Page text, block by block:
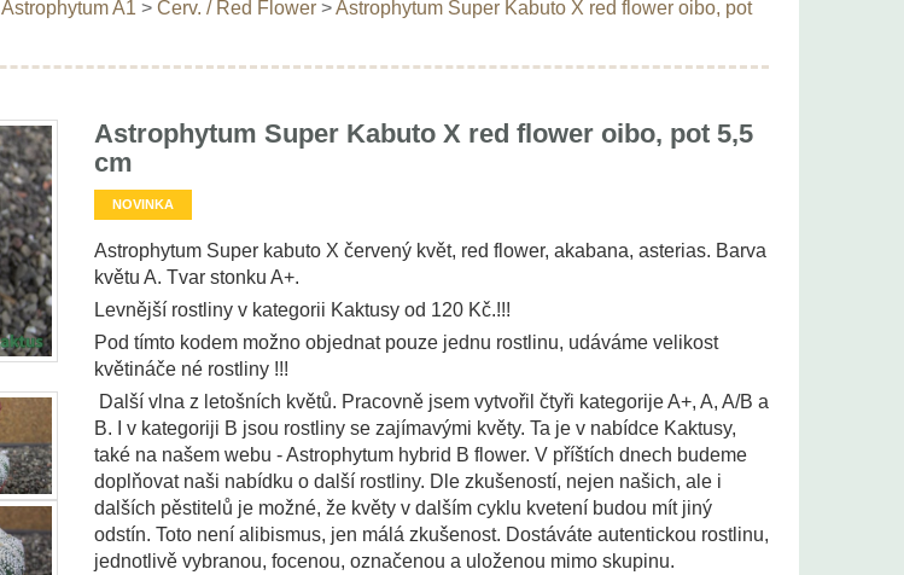
Astrophytum A1 > Červ. / Red Flower>Astrophytum Super Kabuto X red flower oibo, pot
Astrophytum Super Kabuto X red flower oibo, pot 5,5
cm
NOVINKA
Astrophytum Super kabuto X červený květ, red flower, akabana, asterias. Barva
květu A. Tvar stonku A+.
Levnější rostliny v kategorii Kaktusy od 120 Kč.!!!
Pod tímto kodem možno objednat pouze jednu rostlinu, udáváme velikost
květináče né rostliny !!!
Další vlna z letošních květů. Pracovně jsem vytvořil čtyři kategorije A+, A, A/B a
B. I v kategoriji B jsou rostliny se zajímavými květy. Ta je v nabídce Kaktusy,
také na našem webu - Astrophytum hybrid B flower. V příštích dnech budeme
doplňovat naši nabídku o další rostliny. Dle zkušeností, nejen našich, ale i
dalších pěstitelů je možné, že květy v dalším cyklu kvetení budou mít jiný
odstín. Toto není alibismus, jen málá zkušenost. Dostáváte autentickou rostlinu,
jednotlivě vybranou, focenou, označenou a uloženou mimo skupinu.